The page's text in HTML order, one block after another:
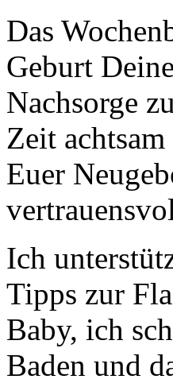
Das
Geburt
Nachsorge
Zeit
Euer
Ich
Tipps zur
Baby, ich
Baden und